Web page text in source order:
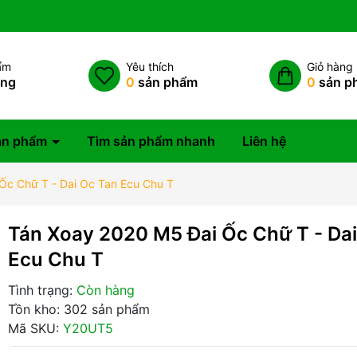
Yêu thích
0 sản phẩm
Giỏ hàng
0 sản
phẩm Tìm sản phẩm nhanh Liên hệ
Chữ T - Dai Oc Tan Ecu Chu T
Tán Xoay 2020 M5 Đai Ốc Chữ T -
Ecu Chu T
Tình trạng: Còn hàng
Tồn kho: 302 sản phẩm
Mã SKU: Y20UT5